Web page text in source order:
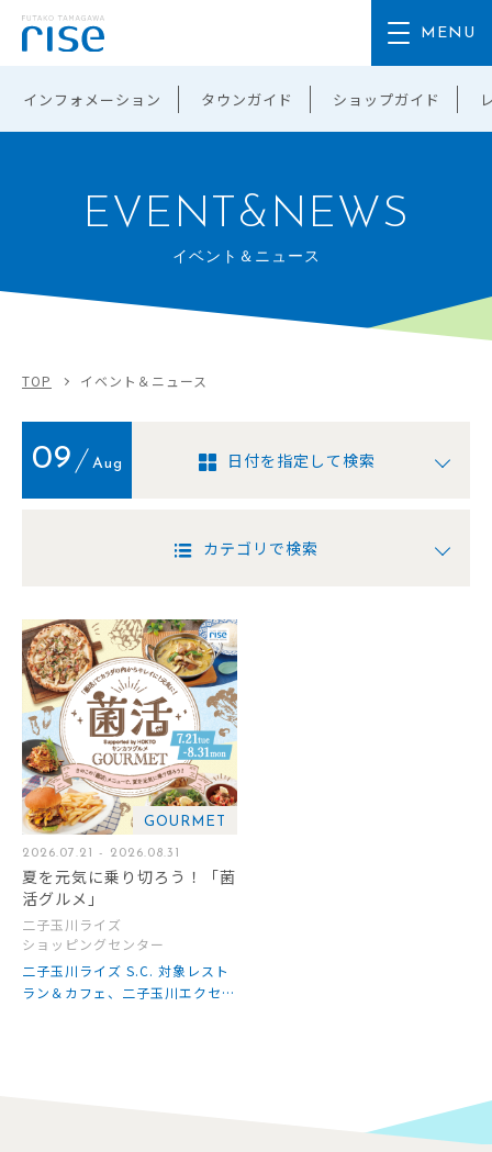
インフォメーション タウンガイド ショップガイド
EVENT&NEWS
イベント＆ニュース
TOP イベント＆ニュース
09 Aug 日付を指定して検索
カテゴリで検索
GOURMET
2026.07.21 - 2026.08.31
夏を元気に乗り切ろう！「菌
活グルメ」
二子玉川ライズ
ショッピングセンター
二子玉川ライズ S.C. 対象レスト
ラン＆カフェ、二子玉川エクセル